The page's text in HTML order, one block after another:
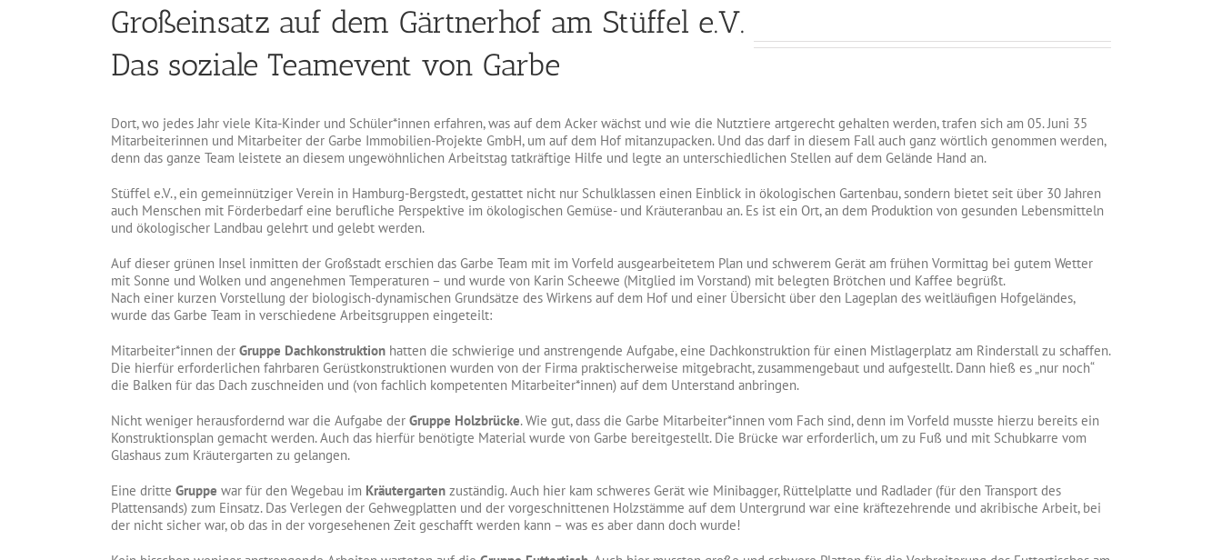
Großeinsatz auf dem Gärtnerhof am Stüffel e.V.
Das soziale Teamevent von Garbe
Dort, wo jedes Jahr viele Kita-Kinder und Schüler*innen erfahren, was auf dem Acker wächst und wie die Nutztiere artgerecht gehalten werden, trafen sich am 05. Juni 35
Mitarbeiterinnen und Mitarbeiter der Garbe Immobilien-Projekte GmbH, um auf dem Hof mitanzupacken. Und das darf in diesem Fall auch ganz wörtlich genommen werden,
denn das ganze Team leistete an diesem ungewöhnlichen Arbeitstag tatkräftige Hilfe und legte an unterschiedlichen Stellen auf dem Gelände Hand an.
Stüffel e.V., ein gemeinnütziger Verein in Hamburg-Bergstedt, gestattet nicht nur Schulklassen einen Einblick in ökologischen Gartenbau, sondern bietet seit über 30 Jahren
auch Menschen mit Förderbedarf eine berufliche Perspektive im ökologischen Gemüse- und Kräuteranbau an. Es ist ein Ort, an dem Produktion von gesunden Lebensmitteln
und ökologischer Landbau gelehrt und gelebt werden.
Auf dieser grünen Insel inmitten der Großstadt erschien das Garbe Team mit im Vorfeld ausgearbeitetem Plan und schwerem Gerät am frühen Vormittag bei gutem Wetter
mit Sonne und Wolken und angenehmen Temperaturen – und wurde von Karin Scheewe (Mitglied im Vorstand) mit belegten Brötchen und Kaffee begrüßt.
Nach einer kurzen Vorstellung der biologisch-dynamischen Grundsätze des Wirkens auf dem Hof und einer Übersicht über den Lageplan des weitläufigen Hofgeländes,
wurde das Garbe Team in verschiedene Arbeitsgruppen eingeteilt:
Mitarbeiter*innen der Gruppe Dachkonstruktionhatten die schwierige und anstrengende Aufgabe, eine Dachkonstruktion für einen Mistlagerplatz am Rinderstall zu schaffen.
Die hierfür erforderlichen fahrbaren Gerüstkonstruktionen wurden von der Firma praktischerweise mitgebracht, zusammengebaut und aufgestellt. Dann hieß es „nur noch“
die Balken für das Dach zuschneiden und (von fachlich kompetenten Mitarbeiter*innen) auf dem Unterstand anbringen.
Nicht weniger herausfordernd war die Aufgabe der Gruppe Holzbrücke. Wie gut, dass die Garbe Mitarbeiter*innen vom Fach sind, denn im Vorfeld musste hierzu bereits ein
Konstruktionsplan gemacht werden. Auch das hierfür benötigte Material wurde von Garbe bereitgestellt. Die Brücke war erforderlich, um zu Fuß und mit Schubkarre vom
Glashaus zum Kräutergarten zu gelangen.
Eine dritte Gruppe war für den Wegebau im Kräutergartenzuständig. Auch hier kam schweres Gerät wie Minibagger, Rüttelplatte und Radlader (für den Transport des
Plattensands) zum Einsatz. Das Verlegen der Gehwegplatten und der vorgeschnittenen Holzstämme auf dem Untergrund war eine kräftezehrende und akribische Arbeit, bei
der nicht sicher war, ob das in der vorgesehenen Zeit geschafft werden kann – was es aber dann doch wurde!